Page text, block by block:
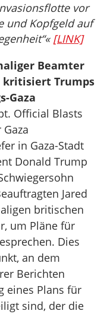
vor
und Kopfgeld auf
[LINK]
Beamter
kritisiert Trumps
Gaza
Official Blasts
in Gaza-Stadt
Donald Trump
Jared
britischen
um Pläne für
Dies
an dem
Berichten
eines Plans für
sind, der die